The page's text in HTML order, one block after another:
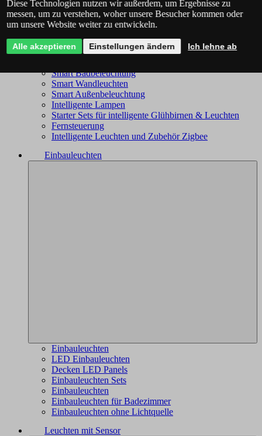
Trio Wiz - das komplette Angebot
Smart Kronleuchter
Smart Deckenleuchten
Smart Leuchten
Intelligente Lampen
Smart Badbeleuchtung
Smart Wandleuchten
Smart Außenbeleuchtung
Intelligente Lampen
Starter Sets für intelligente Glühbirnen & Leuchten
Fernsteuerung
Intelligente Leuchten und Zubehör Zigbee
Einbauleuchten
Einbauleuchten
LED Einbauleuchten
Decken LED Panels
Einbauleuchten Sets
Einbauleuchten
Einbauleuchten für Badezimmer
Einbauleuchten ohne Lichtquelle
Leuchten mit Sensor
Diese Technologien nutzen wir außerdem, um Ergebnisse zu
messen, um zu verstehen, woher unsere Besucher kommen oder
um unsere Website weiter zu entwickeln.
Alle akzeptieren Einstellungen ändern Ich lehne ab